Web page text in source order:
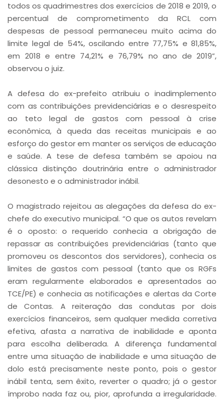
todos os quadrimestres dos exercícios de 2018 e 2019, o
percentual de comprometimento da RCL com
despesas de pessoal permaneceu muito acima do
limite legal de 54%, oscilando entre 77,75% e 81,85%,
em 2018 e entre 74,21% e 76,79% no ano de 2019”,
observou o juiz.
A defesa do ex-prefeito atribuiu o inadimplemento
com as contribuições previdenciárias e o desrespeito
ao teto legal de gastos com pessoal à crise
econômica, à queda das receitas municipais e ao
esforço do gestor em manter os serviços de educação
e saúde. A tese de defesa também se apoiou na
clássica distinção doutrinária entre o administrador
desonesto e o administrador inábil.
O magistrado rejeitou as alegações da defesa do ex-
chefe do executivo municipal. “O que os autos revelam
é o oposto: o requerido conhecia a obrigação de
repassar as contribuições previdenciárias (tanto que
promoveu os descontos dos servidores), conhecia os
limites de gastos com pessoal (tanto que os RGFs
eram regularmente elaborados e apresentados ao
TCE/PE) e conhecia as notificações e alertas da Corte
de Contas. A reiteração das condutas por dois
exercícios financeiros, sem qualquer medida corretiva
efetiva, afasta a narrativa de inabilidade e aponta
para escolha deliberada. A diferença fundamental
entre uma situação de inabilidade e uma situação de
dolo está precisamente neste ponto, pois o gestor
inábil tenta, sem êxito, reverter o quadro; já o gestor
ímprobo nada faz ou, pior, aprofunda a irregularidade.